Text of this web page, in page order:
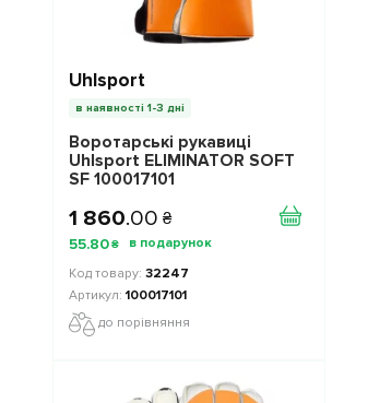
Uhlsport
в наявності 1-3 дні
Воротарські рукавиці
Uhlsport ELIMINATOR SOFT
SF 100017101
1 860.00 ₴
55.80 ₴
32247
100017101
до порівняння